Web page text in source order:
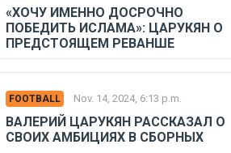
«ХОЧУ ИМЕННО ДОСРОЧНО
ПОБЕДИТЬ ИСЛАМА»: ЦАРУКЯН О
ПРЕДСТОЯЩЕМ РЕВАНШЕ
FOOTBALL Nov. 14, 2024, 6:13 p.m.
ВАЛЕРИЙ ЦАРУКЯН РАССКАЗАЛ О
СВОИХ АМБИЦИЯХ В СБОРНЫХ